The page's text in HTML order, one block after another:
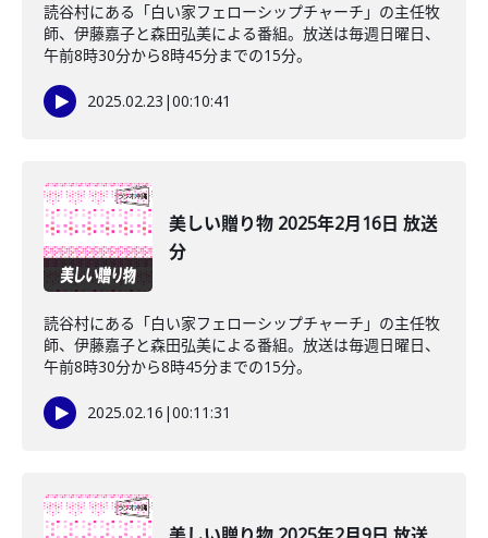
読谷村にある「白い家フェローシップチャーチ」の主任牧
師、伊藤嘉子と森田弘美による番組。放送は毎週日曜日、
午前8時30分から8時45分までの15分。
2025.02.23 |00:10:41
美しい贈り物 2025年2月16日 放送
分
読谷村にある「白い家フェローシップチャーチ」の主任牧
師、伊藤嘉子と森田弘美による番組。放送は毎週日曜日、
午前8時30分から8時45分までの15分。
2025.02.16 |00:11:31